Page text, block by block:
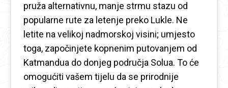
pruža alternativnu, manje strmu stazu od
popularne rute za letenje preko Lukle. Ne
letite na velikoj nadmorskoj visini; umjesto
toga, započinjete kopnenim putovanjem od
Katmandua do donjeg područja Solua. To će
omogućiti vašem tijelu da se prirodnije